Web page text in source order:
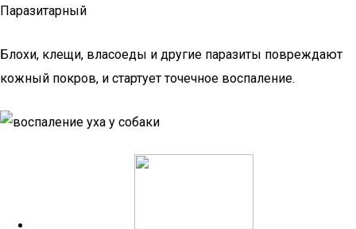
Паразитарный
Блохи, клещи, власоеды и другие паразиты повреждают
кожный покров, и стартует точечное воспаление.